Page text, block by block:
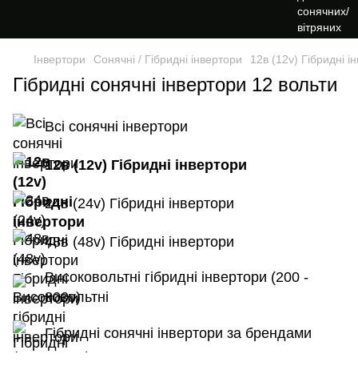
Інвертори Сонячні / Гібридні інвертори 12в (12v) Гібридні
Гібридні сонячні інвертори 12 вольти
Всі сонячні інвертори
12в (12v) Гібридні інвертори
24в (24v) Гібридні інвертори
48в (48v) Гібридні інвертори
Високовольтні гібридні інвертори (200 -
800v)
Гібридні сонячні інвертори за брендами